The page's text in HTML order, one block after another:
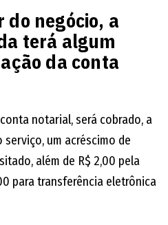
do negócio, a
terá algum
da conta
notarial, será cobrado, a
um acréscimo de
além de R$ 2,00 pela
para transferência eletrônica